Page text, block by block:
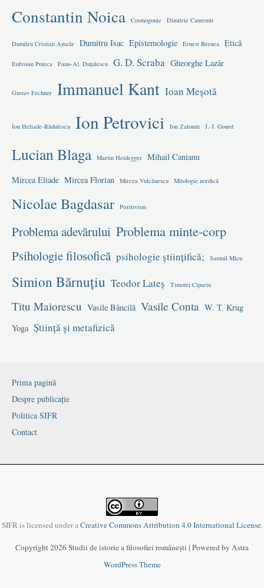
Constantin Noica Cosmogonie Dimitrie Cantemir
Dumitru Cristian Amzăr Dumitru Isac Epistemologie Ernest Bernea Etică
Eufrosin Poteca Fanu-Al. Duțulescu G. D. Scraba Gheorghe Lazăr
Gustav Fechner Immanuel Kant Ioan Meșotă
Ion Heliade-Rădulescu Ion Petrovici Ion Zalomit J.-J. Gourd
Lucian Blaga Martin Heidegger Mihail Canianu
Mircea Eliade Mircea Florian Mircea Vulcănescu Mitologie nordică
Nicolae Bagdasar Pozitivism
Problema adevărului Problema minte-corp
Psihologie filosofică psihologie științifică; Samuil Micu
Simion Bărnuțiu Teodor Lateș Timotei Cipariu
Titu Maiorescu Vasile Băncilă Vasile Conta W. T. Krug
Yoga Știință și metafizică
Prima pagină
Despre publicație
Politica SIFR
Contact
SIFR is licensed under aCreative Commons Attribution 4.0 International License.
Copyright 2026 Studii de istorie a filosofiei românești | Powered by Astra
WordPress Theme